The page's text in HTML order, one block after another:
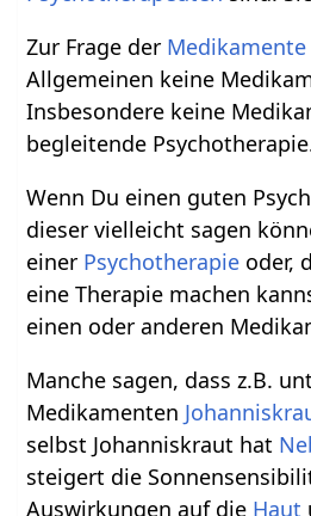
Zur Frage der Medikamente
Allgemeinen keine
Insbesondere keine
begleitende
Wenn Du einen guten
dieser vielleicht sagen
einer Psychotherapie oder,
eine Therapie machen
einen oder anderen
Manche sagen, dass z.B.
Medikamenten
selbst Johanniskraut hat
steigert die
Auswirkungen auf die Haut